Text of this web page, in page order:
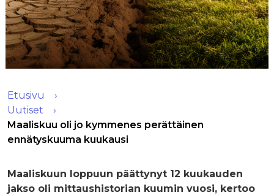
Etusivu
Uutiset
Maaliskuu oli jo kymmenes perättäinen
ennätyskuuma kuukausi
Maaliskuun loppuun päättynyt 12 kuukauden
jakso oli mittaushistorian kuumin vuosi, kertoo